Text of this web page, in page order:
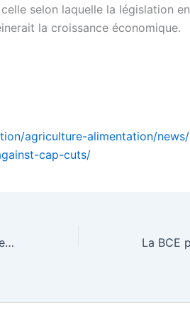
selon laquelle la législation
la croissance économique.
agriculture-alimentation/
cap-cuts/
Plan de relance massif pour faire face – EURACTIV.fr